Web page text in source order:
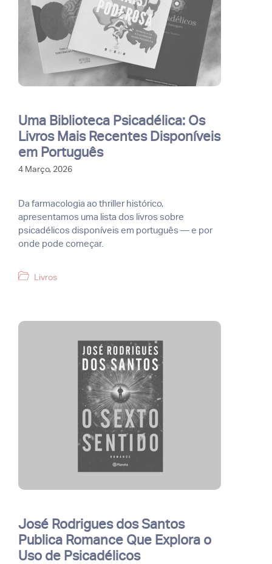
Uma Biblioteca Psicadélica: Os
Livros Mais Recentes Disponíveis
em Português
4 Março, 2026
Da farmacologia ao thriller histórico,
apresentamos uma lista dos livros sobre
psicadélicos disponíveis em português — e por
onde pode começar.
Categorias
Livros
José Rodrigues dos Santos
Publica Romance Que Explora o
Uso de Psicadélicos